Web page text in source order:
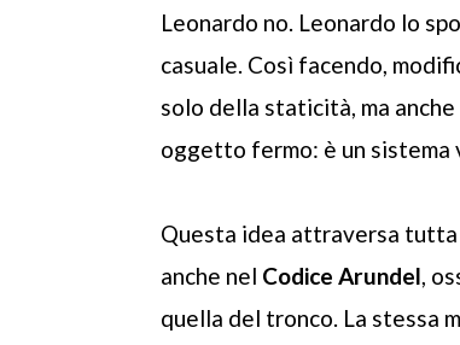
Leonardo no. Leonardo lo
casuale. Così facendo,
solo della staticità, ma anche
oggetto fermo: è un sistema
Questa idea attraversa tutta
anche nel Codice Arundel,
quella del tronco. La stessa